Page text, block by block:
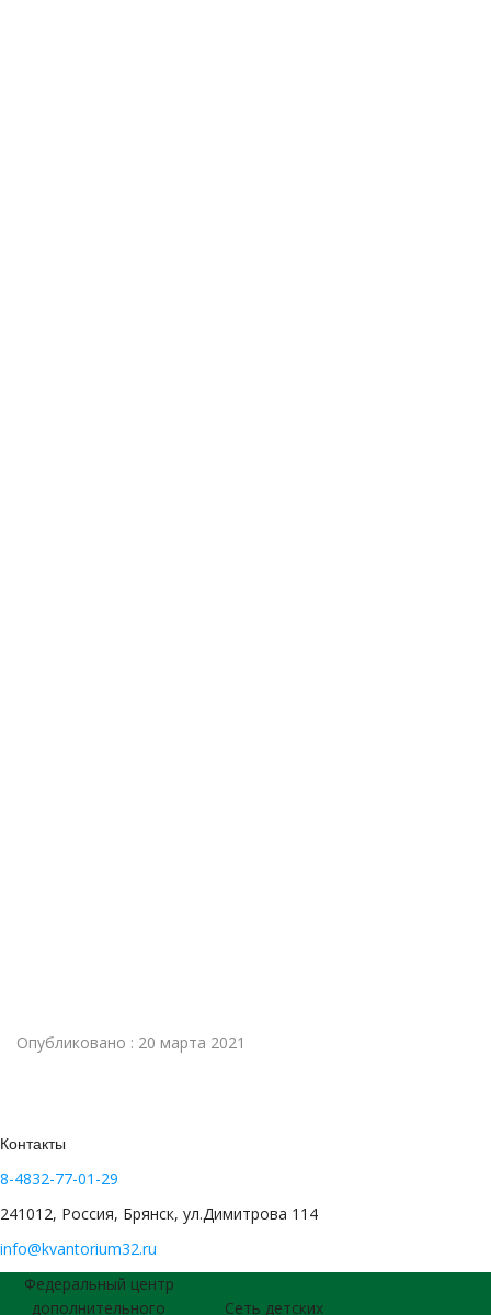
Опубликовано : 20 марта 2021
Контакты
8-4832-77-01-29
241012, Россия, Брянск, ул.Димитрова 114
info@kvantorium32.ru
Федеральный центр
дополнительного
Сеть детских